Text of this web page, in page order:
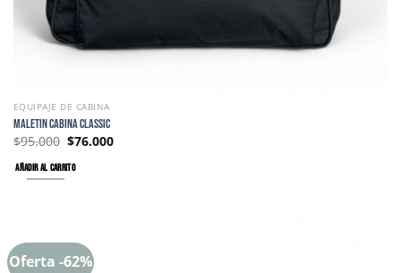
EQUIPAJE DE CABINA
MALETIN CABINA CLASSIC
$95.000 $76.000
AÑADIR AL CARRITO
Oferta -62%